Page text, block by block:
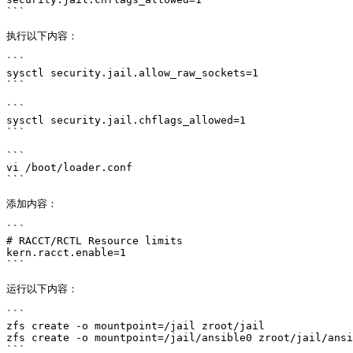
```
执行以下内容：
```
sysctl security.jail.allow_raw_sockets=1
```
```
sysctl security.jail.chflags_allowed=1
```
```
vi /boot/loader.conf
```
添加内容：
```
# RACCT/RCTL Resource limits
kern.racct.enable=1
```
运行以下内容：
```
zfs create -o mountpoint=/jail zroot/jail
zfs create -o mountpoint=/jail/ansible0 zroot/jail/
```